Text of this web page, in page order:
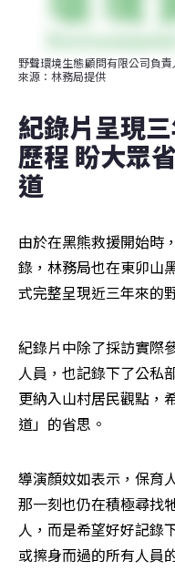
野聲環境生態顧問有限公司負
來源：林務局提供
紀錄片呈現
歷程 盼大眾
道
由於在黑熊救援開始時
錄，林務局也在東卯山
式完整呈現近三年來的
紀錄片中除了採訪實際
人員，也記錄下了公私
更納入山村居民觀點，
道」的省思。
導演顏妏如表示，保育
那一刻也仍在積極尋找
人，而是希望好好記錄
或擦身而過的所有人員